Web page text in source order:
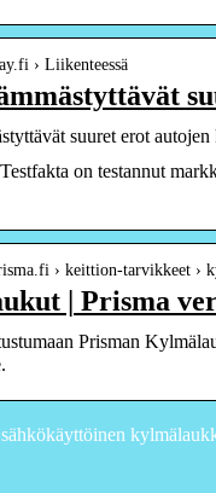
› Liikenteessä
suuret erot
on testannut
› keittion-tarvikkeet ›
| Prisma
Prisman